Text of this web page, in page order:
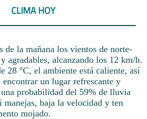
CLIMA HOY
de la mañana los vientos de norte-
agradables, alcanzando los 12 km/h.
28 °C, el ambiente está caliente, así
encontrar un lugar refrescante y
probabilidad del 59% de lluvia
manejas, baja la velocidad y ten
mojado.